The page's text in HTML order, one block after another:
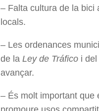
– Falta cultura de la bici
locals.
– Les ordenances
de la Ley de Tráfico i del
avançar.
– És molt important que